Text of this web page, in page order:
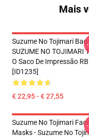
Mais
Suzume No Tojimari
SUZUME NO TOJIMARI
O Saco De Impressão
[ID1235]
€ 22,95 - € 27,55
Suzume No Tojimari
Masks - Suzume No